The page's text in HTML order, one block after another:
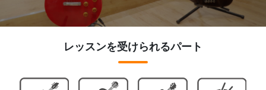
レッスンを受けられるパート